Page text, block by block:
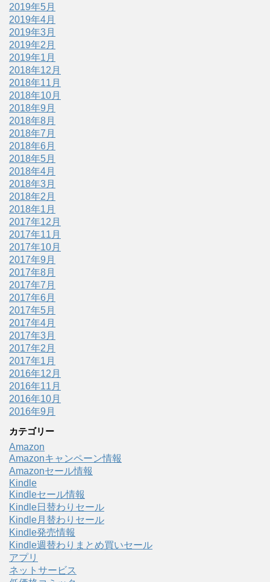
2019年5月
2019年4月
2019年3月
2019年2月
2019年1月
2018年12月
2018年11月
2018年10月
2018年9月
2018年8月
2018年7月
2018年6月
2018年5月
2018年4月
2018年3月
2018年2月
2018年1月
2017年12月
2017年11月
2017年10月
2017年9月
2017年8月
2017年7月
2017年6月
2017年5月
2017年4月
2017年3月
2017年2月
2017年1月
2016年12月
2016年11月
2016年10月
2016年9月
カテゴリー
Amazon
Amazonキャンペーン情報
Amazonセール情報
Kindle
Kindleセール情報
Kindle日替わりセール
Kindle月替わりセール
Kindle発売情報
Kindle週替わりまとめ買いセール
アプリ
ネットサービス